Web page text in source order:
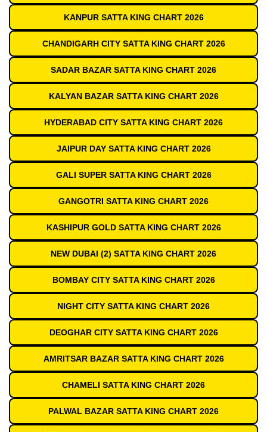
KANPUR SATTA KING CHART 2026
CHANDIGARH CITY SATTA KING CHART 2026
SADAR BAZAR SATTA KING CHART 2026
KALYAN BAZAR SATTA KING CHART 2026
HYDERABAD CITY SATTA KING CHART 2026
JAIPUR DAY SATTA KING CHART 2026
GALI SUPER SATTA KING CHART 2026
GANGOTRI SATTA KING CHART 2026
KASHIPUR GOLD SATTA KING CHART 2026
NEW DUBAI (2) SATTA KING CHART 2026
BOMBAY CITY SATTA KING CHART 2026
NIGHT CITY SATTA KING CHART 2026
DEOGHAR CITY SATTA KING CHART 2026
AMRITSAR BAZAR SATTA KING CHART 2026
CHAMELI SATTA KING CHART 2026
PALWAL BAZAR SATTA KING CHART 2026